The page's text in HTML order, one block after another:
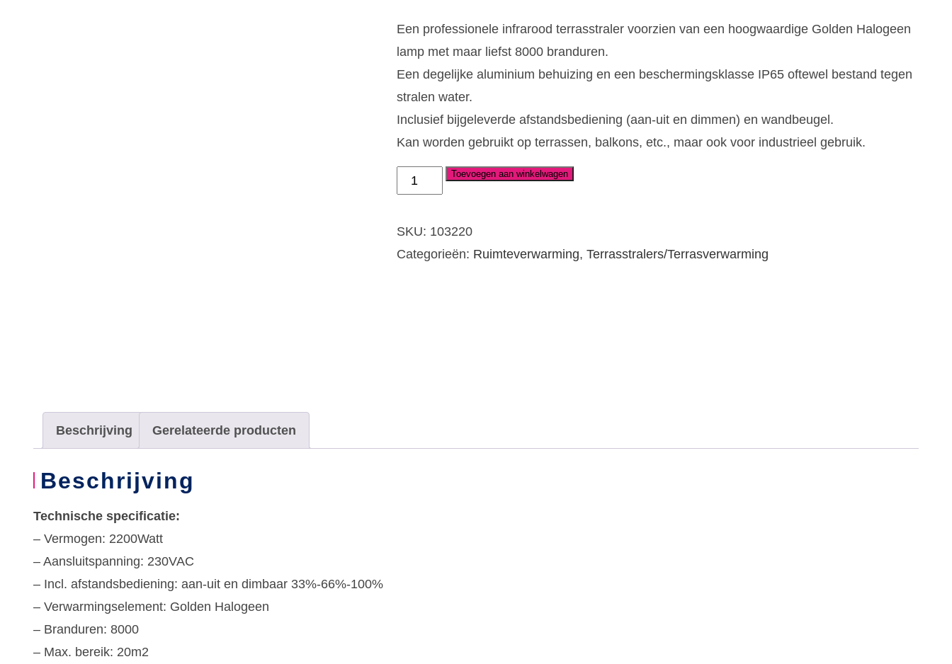
Een professionele infrarood terrasstraler voorzien van een hoogwaardige Golden Halogeen
lamp met maar liefst 8000 branduren.
Een degelijke aluminium behuizing en een beschermingsklasse IP65 oftewel bestand tegen
stralen water.
Inclusief bijgeleverde afstandsbediening (aan-uit en dimmen) en wandbeugel.
Kan worden gebruikt op terrassen, balkons, etc., maar ook voor industrieel gebruik.
Terrasstraler,Toevoegen aan winkelwagen
SKU: 103220
Categorieën: Ruimteverwarming, Terrasstralers/Terrasverwarming
Beschrijving Gerelateerde producten
Beschrijving
Technische specificatie:
– Vermogen: 2200Watt
– Aansluitspanning: 230VAC
– Incl. afstandsbediening: aan-uit en dimbaar 33%-66%-100%
– Verwarmingselement: Golden Halogeen
– Branduren: 8000
– Max. bereik: 20m2